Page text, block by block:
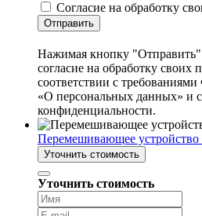
Согласие на обработку
Отправить
Нажимая кнопку "Отправить"
согласие на обработку своих
соответствии с
«О персональных данных» и
конфиденциальности.
Перемешивающее устройство
Уточнить стоимость
Уточнить стоимость